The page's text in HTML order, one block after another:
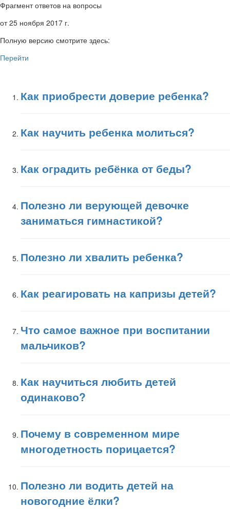
Фрагмент ответов на вопросы
от 25 ноября 2017 г.
Полную версию смотрите здесь:
Перейти
Как приобрести доверие ребенка?
Как научить ребенка молиться?
Как оградить ребёнка от беды?
Полезно ли верующей девочке
заниматься гимнастикой?
Полезно ли хвалить ребенка?
Как реагировать на капризы детей?
Что самое важное при воспитании
мальчиков?
Как научиться любить детей
одинаково?
Почему в современном мире
многодетность порицается?
Полезно ли водить детей на
новогодние ёлки?